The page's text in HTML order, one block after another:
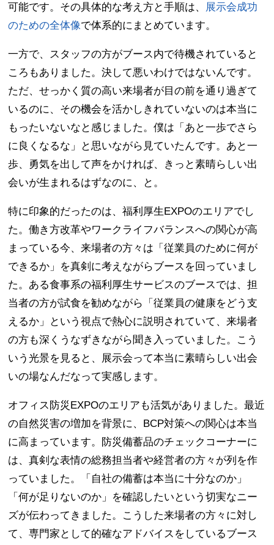
可能です。その具体的な考え方と手順は、 展示会成功
のための全体像で体系的にまとめています。
一方で、スタッフの方がブース内で待機されていると
ころもありました。決して悪いわけではないんです。
ただ、せっかく質の高い来場者が目の前を通り過ぎて
いるのに、その機会を活かしきれていないのは本当に
もったいないなと感じました。僕は「あと一歩でさら
に良くなるな」と思いながら見ていたんです。あと一
歩、勇気を出して声をかければ、きっと素晴らしい出
会いが生まれるはずなのに、と。
特に印象的だったのは、福利厚生EXPOのエリアでし
た。働き方改革やワークライフバランスへの関心が高
まっている今、来場者の方々は「従業員のために何が
できるか」を真剣に考えながらブースを回っていまし
た。ある食事系の福利厚生サービスのブースでは、担
当者の方が試食を勧めながら「従業員の健康をどう支
えるか」という視点で熱心に説明されていて、来場者
の方も深くうなずきながら聞き入っていました。こう
いう光景を見ると、展示会って本当に素晴らしい出会
いの場なんだなって実感します。
オフィス防災EXPOのエリアも活気がありました。最近
の自然災害の増加を背景に、BCP対策への関心は本当
に高まっています。防災備蓄品のチェックコーナーに
は、真剣な表情の総務担当者や経営者の方々が列を作
っていました。「自社の備蓄は本当に十分なのか」
「何が足りないのか」を確認したいという切実なニー
ズが伝わってきました。こうした来場者の方々に対し
て、専門家として的確なアドバイスをしているブース